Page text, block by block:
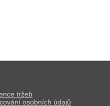
tržeb
osobních údajů